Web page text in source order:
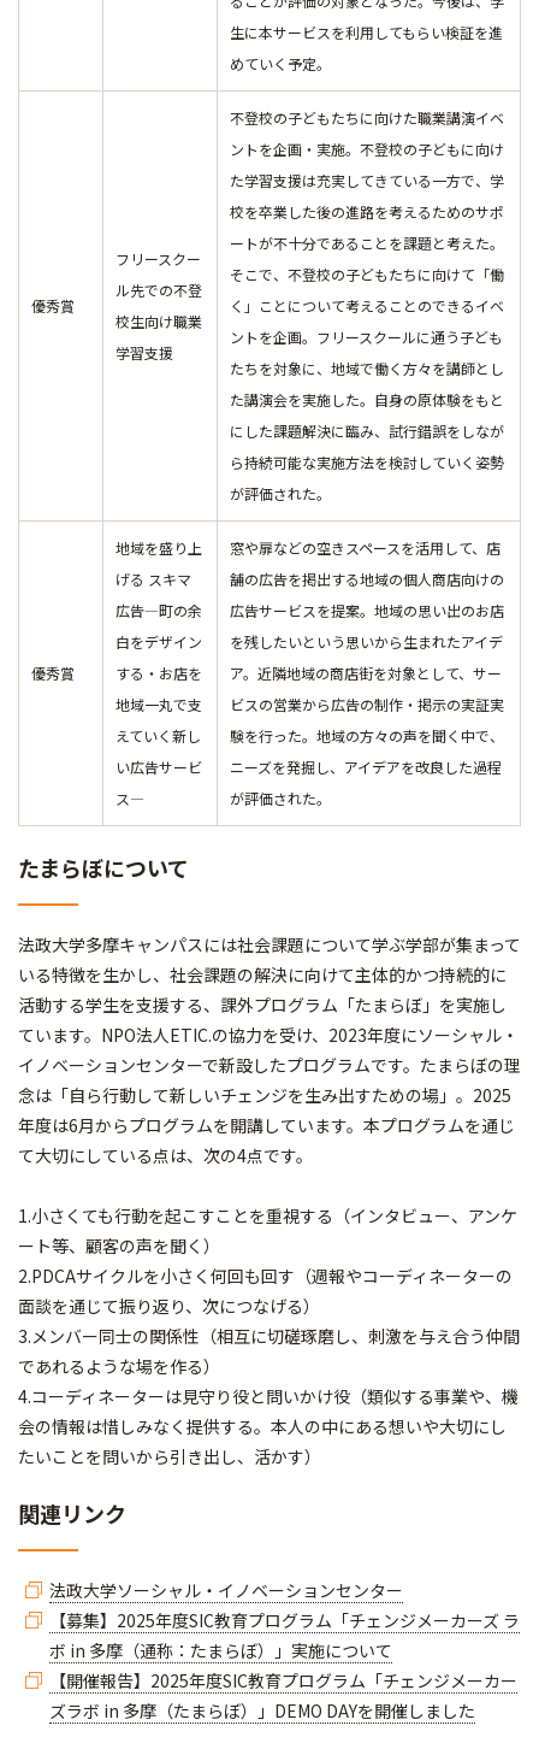
生に本サービスを利用してもらい検証を進
めていく予定。
優秀賞
フリースクー
ル先での不登
校生向け職業
学習支援
不登校の子どもたちに向けた職業講演イベ
ントを企画・実施。不登校の子どもに向け
た学習支援は充実してきている一方で、学
校を卒業した後の進路を考えるためのサポ
ートが不十分であることを課題と考えた。
そこで、不登校の子どもたちに向けて「働
く」ことについて考えることのできるイベ
ントを企画。フリースクールに通う子ども
たちを対象に、地域で働く方々を講師とし
た講演会を実施した。自身の原体験をもと
にした課題解決に臨み、試行錯誤をしなが
ら持続可能な実施方法を検討していく姿勢
が評価された。
優秀賞
地域を盛り上
げる スキマ
広告―町の余
白をデザイン
する・お店を
地域一丸で支
えていく新し
い広告サービ
ス―
窓や扉などの空きスペースを活用して、店
舗の広告を掲出する地域の個人商店向けの
広告サービスを提案。地域の思い出のお店
を残したいという思いから生まれたアイデ
ア。近隣地域の商店街を対象として、サー
ビスの営業から広告の制作・掲示の実証実
験を行った。地域の方々の声を聞く中で、
ニーズを発掘し、アイデアを改良した過程
が評価された。
たまらぼについて
法政大学多摩キャンパスには社会課題について学ぶ学部が集まって
いる特徴を生かし、社会課題の解決に向けて主体的かつ持続的に
活動する学生を支援する、課外プログラム「たまらぼ」を実施し
ています。NPO法人ETIC.の協力を受け、2023年度にソーシャル・
イノベーションセンターで新設したプログラムです。たまらぼの理
念は「自ら行動して新しいチェンジを生み出すための場」。2025
年度は6月からプログラムを開講しています。本プログラムを通じ
て大切にしている点は、次の4点です。
1.小さくても行動を起こすことを重視する（インタビュー、アンケ
ート等、顧客の声を聞く）
2.PDCAサイクルを小さく何回も回す（週報やコーディネーターの
面談を通じて振り返り、次につなげる）
3.メンバー同士の関係性（相互に切磋琢磨し、刺激を与え合う仲間
であれるような場を作る）
4.コーディネーターは見守り役と問いかけ役（類似する事業や、機
会の情報は惜しみなく提供する。本人の中にある想いや大切にし
たいことを問いから引き出し、活かす）
関連リンク
法政大学ソーシャル・イノベーションセンター
【募集】2025年度SIC教育プログラム「チェンジメーカーズ ラ
ボ in 多摩（通称：たまらぼ）」実施について
【開催報告】2025年度SIC教育プログラム「チェンジメーカー
ズラボ in 多摩（たまらぼ）」DEMO DAYを開催しました